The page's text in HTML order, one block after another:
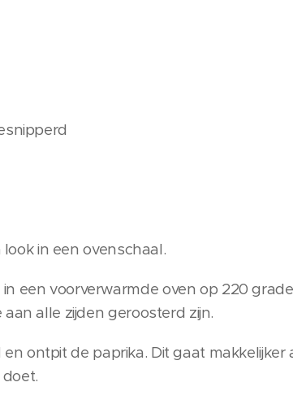
in een ovenschaal.
een voorverwarmde oven op 220
alle zijden geroosterd zijn.
ontpit de paprika. Dit gaat